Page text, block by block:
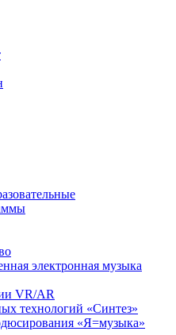
электронная музыка
VR/AR
технологий «Синтез»
«Я=музыка»